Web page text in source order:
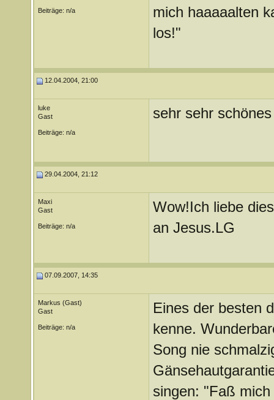
Beiträge: n/a
mich haaaaalten
los!"
12.04.2004, 21:00
luke
Gast
Beiträge: n/a
sehr sehr
29.04.2004, 21:12
Maxi
Gast
Beiträge: n/a
Wow!Ich liebe
an Jesus.LG
07.09.2007, 14:35
Markus (Gast)
Gast
Beiträge: n/a
Eines der besten
kenne.
Song nie
singen: "Faß